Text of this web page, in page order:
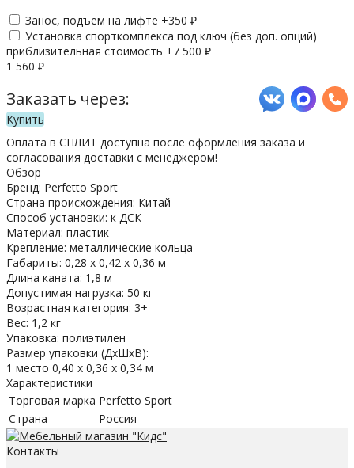
Занос, подъем на лифте +350 ₽
Установка спорткомплекса под ключ (без доп. опций)
приблизительная стоимость +7 500 ₽
1 560 ₽
Заказать через:
Купить
Оплата в СПЛИТ доступна после оформления заказа и
согласования доставки с менеджером!
Обзор
Бренд: Perfetto Sport
Страна происхождения: Китай
Способ установки: к ДСК
Материал: пластик
Крепление: металлические кольца
Габариты: 0,28 х 0,42 х 0,36 м
Длина каната: 1,8 м
Допустимая нагрузка: 50 кг
Возрастная категория: 3+
Вес: 1,2 кг
Упаковка: полиэтилен
Размер упаковки (ДхШхВ):
1 место 0,40 х 0,36 х 0,34 м
Характеристики
Торговая марка Perfetto Sport
Страна
Россия
Контакты